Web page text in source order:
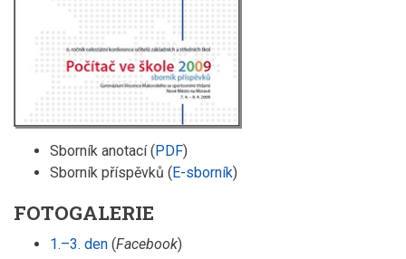
Sborník anotací (PDF)
Sborník příspěvků (E-sborník)
FOTOGALERIE
1.–3. den (Facebook)